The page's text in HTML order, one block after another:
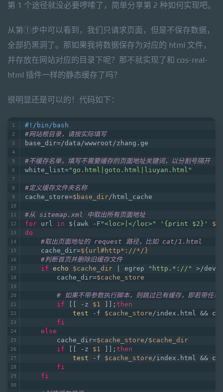
第 1 个途径就没必要啰嗦了，简单分享第 2 种如何实现吧。
从第①步中可以看到，我们只请求页面，但是不保存数据，
全部扔黑洞了。那如果我将数据保存为对应的 html 文件，
并存放在网站对应的目录下呢？那不就实现了和 cos-real-
html 插件一样的静态缓存了吗？
很明显还是可以的！代码如下：
#!/bin/bash
#网站根目录，请按实际填写
base_dir=/data/wwwroot/zhang.ge
#不缓存名单，填写不需要缓存的页面地址关键词，以分割号隔开
white_list="go.html|goto.html|liuyan.html"
#定义缓存文件夹名称
cache_store=$base_dir/html_cache
#从 sitemap.xml 中取出所有页面地址
for url in $(awk -F "<loc>|</loc>" '{print $2}'
do
#取出页面地址的 request 路径，比如 cat/1.html
    cache_dir=
${url#http*://*/}
#判断首页并删除旧缓存文件
if echo $cache_dir | egrep "http.*://"
>/
        cache_dir=
$cache_store
# 如果不带参数执行脚本，则跳过已有缓存，即若带任意
if [[ -z $1 ]]; then
test -f $cache_store/index.html &&
fi
else
        cache_dir=
$cache_store/$cache_dir
if [[ -z $1 ]]; then
test -f $cache_store/index.html &&
fi
fi